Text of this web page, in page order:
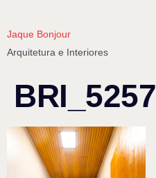
Jaque Bonjour
Arquitetura e Interiores
BRI_5257